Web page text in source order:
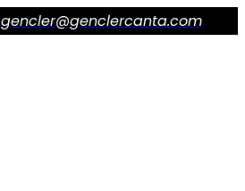
gencler@genclercanta.com